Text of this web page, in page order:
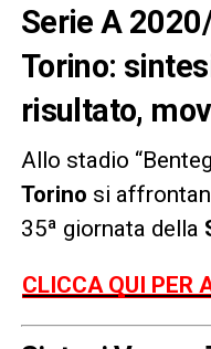
Serie A
Torino:
risultato,
Allo stadio
Torino si
35ª giornata della
CLICCA QUI PER